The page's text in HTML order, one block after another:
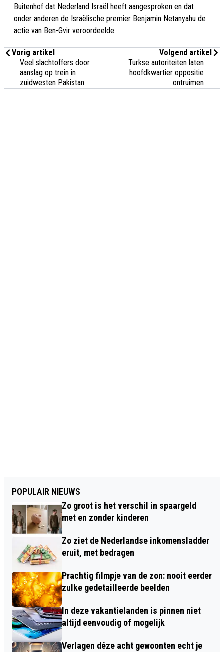
Buitenhof dat Nederland Israël heeft aangesproken en dat
onder anderen de Israëlische premier Benjamin Netanyahu de
actie van Ben-Gvir veroordeelde.
Vorig artikel
Veel slachtoffers door
aanslag op trein in
zuidwesten Pakistan
Volgend artikel
Turkse autoriteiten laten
hoofdkwartier oppositie
ontruimen
POPULAIR NIEUWS
Zo groot is het verschil in spaargeld
met en zonder kinderen
Zo ziet de Nederlandse inkomensladder
eruit, met bedragen
Prachtig filmpje van de zon: nooit eerder
zulke gedetailleerde beelden
In deze vakantielanden is pinnen niet
altijd eenvoudig of mogelijk
Verlagen déze acht gewoonten echt je